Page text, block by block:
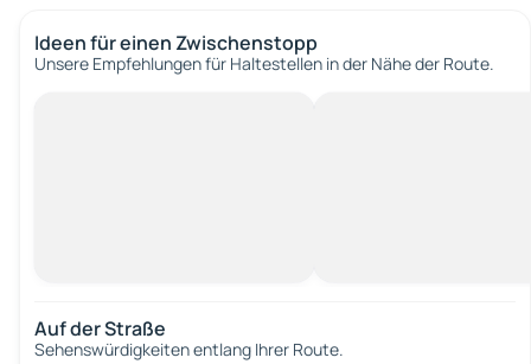
Ideen für einen Zwischenstopp
Unsere Empfehlungen für Haltestellen in der Nähe der Route.
Auf der Straße
Sehenswürdigkeiten entlang Ihrer Route.